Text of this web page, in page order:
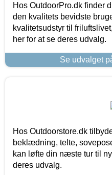
Hos OutdoorPro.dk finder
den kvalitets bevidste
kvalitetsudstyr til
her for at se deres udvalg.
Se udvalget
Hos Outdoorstore.dk
beklædning, telte,
kan løfte din næste tur til
deres udvalg.